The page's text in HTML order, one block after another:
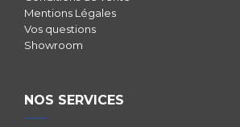
Mentions Légales
Vos questions
Showroom
NOS SERVICES